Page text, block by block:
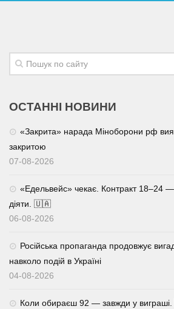
ОСТАННІ НОВИНИ
«Закрита» нарада Міноборони рф
закритою
07-08-2026
«Едельвейс» чекає. Контракт 18–24 —
діяти. 🇺🇦
06-08-2026
Російська пропаганда продовжує
навколо подій в Україні
04-08-2026
Коли обираєш 92 — завжди у